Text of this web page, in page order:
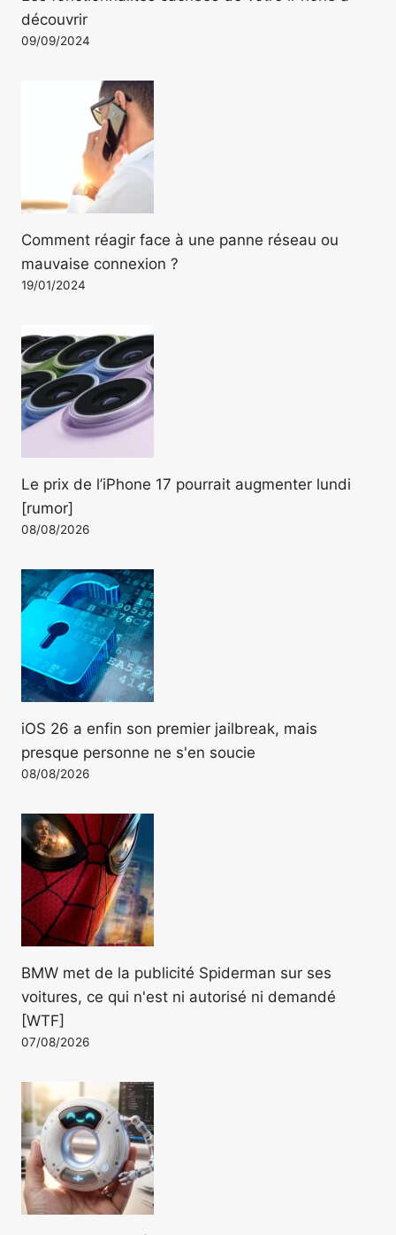
découvrir
09/09/2024
Comment réagir face à une panne réseau ou
mauvaise connexion ?
19/01/2024
Le prix de l’iPhone 17 pourrait augmenter lundi
[rumor]
08/08/2026
iOS 26 a enfin son premier jailbreak, mais
presque personne ne s'en soucie
08/08/2026
BMW met de la publicité Spiderman sur ses
voitures, ce qui n'est ni autorisé ni demandé
[WTF]
07/08/2026